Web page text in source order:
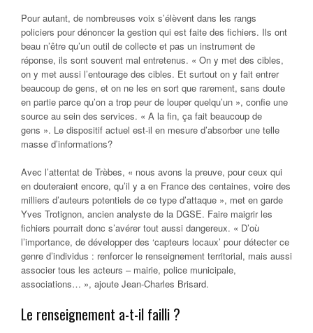
Pour autant, de nombreuses voix s’élèvent dans les rangs
policiers pour dénoncer la gestion qui est faite des fichiers. Ils ont
beau n’être qu’un outil de collecte et pas un instrument de
réponse, ils sont souvent mal entretenus. « On y met des cibles,
on y met aussi l’entourage des cibles. Et surtout on y fait entrer
beaucoup de gens, et on ne les en sort que rarement, sans doute
en partie parce qu’on a trop peur de louper quelqu’un », confie une
source au sein des services. « A la fin, ça fait beaucoup de
gens ». Le dispositif actuel est-il en mesure d’absorber une telle
masse d’informations?
Avec l’attentat de Trèbes, « nous avons la preuve, pour ceux qui
en douteraient encore, qu’il y a en France des centaines, voire des
milliers d’auteurs potentiels de ce type d’attaque », met en garde
Yves Trotignon, ancien analyste de la DGSE. Faire maigrir les
fichiers pourrait donc s’avérer tout aussi dangereux. « D’où
l’importance, de développer des ‘capteurs locaux’ pour détecter ce
genre d’individus : renforcer le renseignement territorial, mais aussi
associer tous les acteurs – mairie, police municipale,
associations… », ajoute Jean-Charles Brisard.
Le renseignement a-t-il failli ?